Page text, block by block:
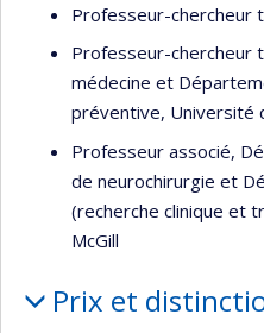
Professeur-chercheur
Professeur-chercheur
médecine et
préventive, Université
Professeur associé,
de neurochirurgie et
(recherche clinique et
McGill
Prix et